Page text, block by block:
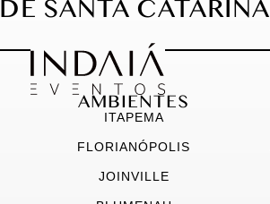
DE SANTA CATARINA
AMBIENTES
ITAPEMA
FLORIANÓPOLIS
JOINVILLE